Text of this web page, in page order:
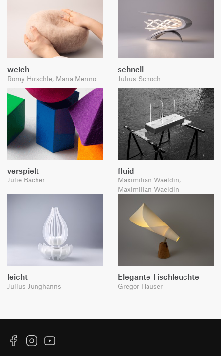
weich
Romy Hirschle, Maria Merino
schnell
Julius Schoch
verspielt
Julie Bacher
fluid
Maximilian Waeldin,
Maximilian Waeldin
leicht
Julius Junghanns
Elegante Tischleuchte
Gregor Hauser
FacebookInstagramYouTube